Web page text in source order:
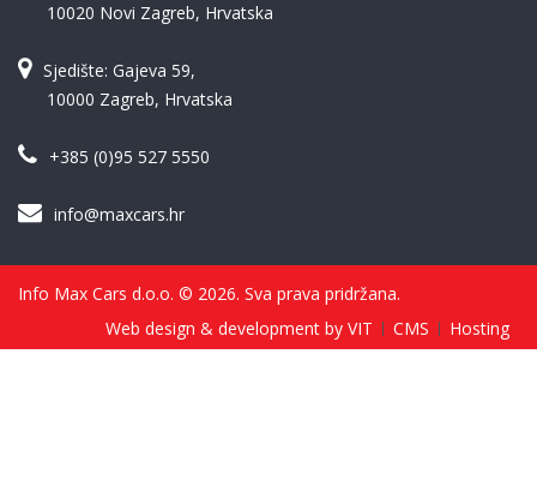
10020 Novi Zagreb, Hrvatska
Sjedište: Gajeva 59,
10000 Zagreb, Hrvatska
+385 (0)95 527 5550
info@maxcars.hr
Info Max Cars d.o.o. © 2026. Sva prava pridržana.
Web design & development by VIT
CMS Hosting